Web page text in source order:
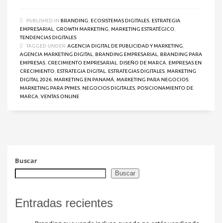
PUBLISHED IN BRANDING ECOSISTEMAS DIGITALES ESTRATEGIA
EMPRESARIAL
GROWTH MARKETING MARKETING ESTRATÉGICO
TENDENCIAS DIGITALES
TAGGED UNDER:AGENCIA DIGITAL DE PUBLICIDAD Y MARKETING
AGENCIA MARKETING DIGITAL
BRANDING EMPRESARIAL
BRANDING PARA
EMPRESAS CRECIMIENTO EMPRESARIAL DISEÑO DE MARCA
EMPRESAS EN
CRECIMIENTO
ESTRATEGIA DIGITAL ESTRATEGIAS DIGITALES MARKETING
DIGITAL 2026 MARKETING EN PANAMÁ MARKETING PARA NEGOCIOS
MARKETING PARA PYMES NEGOCIOS DIGITALES POSICIONAMIENTO DE
MARCA VENTAS ONLINE
Buscar
Buscar
Entradas recientes